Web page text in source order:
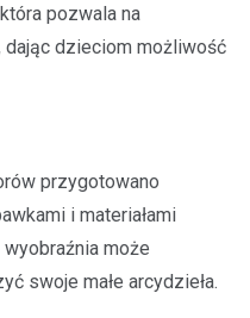
pozwala na
dzieciom możliwość
przygotowano
i materiałami
może
swoje małe arcydzieła.